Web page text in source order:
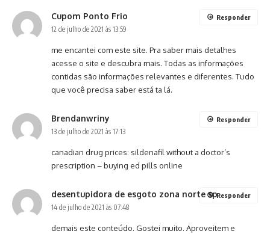
Cupom Ponto Frio
12 de julho de 2021 às 13:59
me encantei com este site. Pra saber mais detalhes
acesse o site e descubra mais. Todas as informações
contidas são informações relevantes e diferentes. Tudo
que você precisa saber está ta lá.
Responder
Brendanwriny
13 de julho de 2021 às 17:13
canadian drug prices: sildenafil without a doctor’s
prescription – buying ed pills online
Responder
desentupidora de esgoto zona norte sp
14 de julho de 2021 às 07:48
demais este conteúdo. Gostei muito. Aproveitem e
Responder